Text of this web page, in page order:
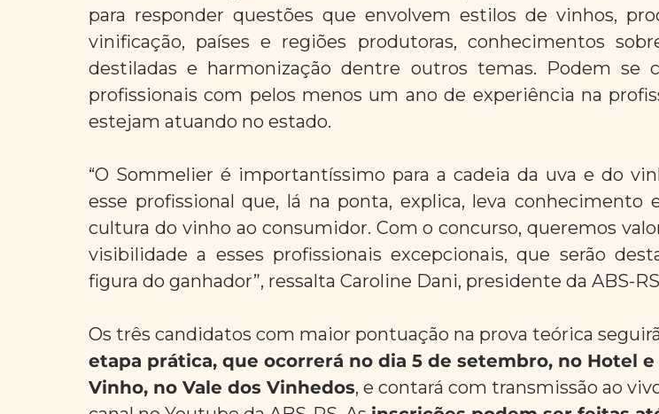
para responder questões que envolvem estilos de vinhos,
vinificação, países e regiões produtoras, conhecimentos
destiladas e harmonização dentre outros temas. Podem se
profissionais com pelos menos um ano de experiência na
estejam atuando no estado.
“O Sommelier é importantíssimo para a cadeia da uva e do
esse profissional que, lá na ponta, explica, leva conhecimento
cultura do vinho ao consumidor. Com o concurso, queremos
visibilidade a esses profissionais excepcionais, que serão
figura do ganhador”, ressalta Caroline Dani, presidente da ABS-
Os três candidatos com maior pontuação na prova teórica
etapa prática, que ocorrerá no dia 5 de setembro, no Hotel e
Vinho, no Vale dos Vinhedos, e contará com transmissão ao